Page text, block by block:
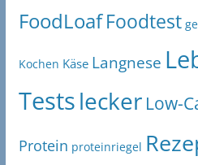
FoodLoaf Foodtest
Kochen Käse Langnese
Testslecker Low-
Protein proteinriegel